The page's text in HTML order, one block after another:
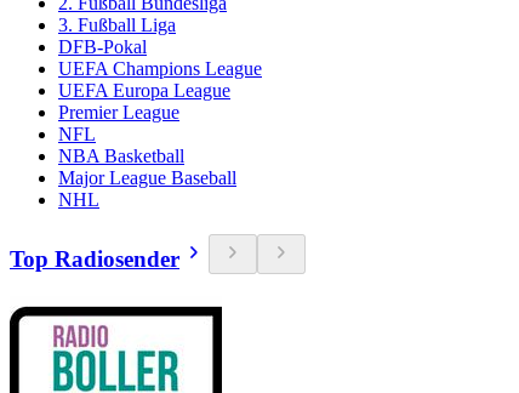
3. Fußball Liga
DFB-Pokal
UEFA Champions League
UEFA Europa League
Premier League
NFL
NBA Basketball
Major League Baseball
NHL
Top Radiosender